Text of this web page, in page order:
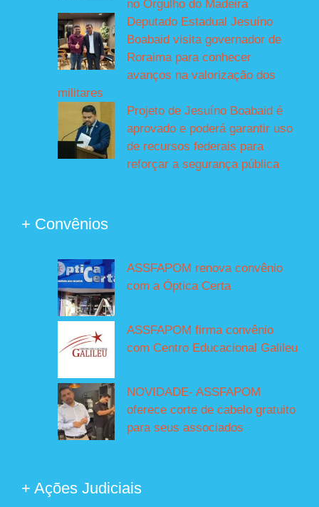
no Orgulho do Madeira
Deputado Estadual Jesuíno
Boabaid visita governador de
Roraima para conhecer
avanços na valorização dos
militares
Projeto de Jesuíno Boabaid é
aprovado e poderá garantir uso
de recursos federais para
reforçar a segurança pública
+ Convênios
ASSFAPOM renova convênio
com a Óptica Certa
ASSFAPOM firma convênio
com Centro Educacional Galileu
NOVIDADE- ASSFAPOM
oferece corte de cabelo gratuito
para seus associados
+ Ações Judiciais